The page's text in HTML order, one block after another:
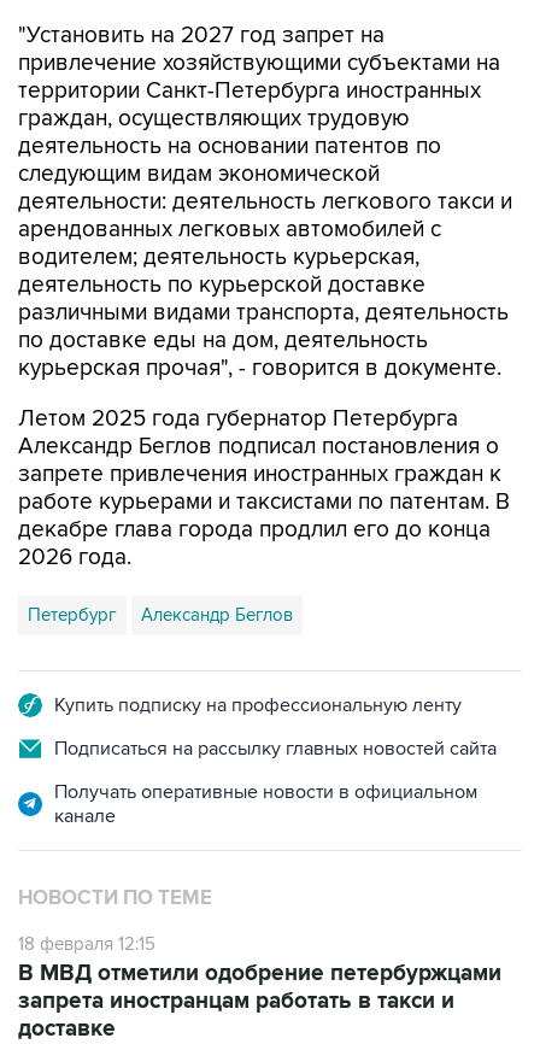
"Установить на 2027 год запрет на
привлечение хозяйствующими субъектами на
территории Санкт-Петербурга иностранных
граждан, осуществляющих трудовую
деятельность на основании патентов по
следующим видам экономической
деятельности: деятельность легкового такси и
арендованных легковых автомобилей с
водителем; деятельность курьерская,
деятельность по курьерской доставке
различными видами транспорта, деятельность
по доставке еды на дом, деятельность
курьерская прочая", - говорится в документе.
Летом 2025 года губернатор Петербурга
Александр Беглов подписал постановления о
запрете привлечения иностранных граждан к
работе курьерами и таксистами по патентам. В
декабре глава города продлил его до конца
2026 года.
Петербург Александр Беглов
Купить подписку на профессиональную ленту
Подписаться на рассылку главных новостей сайта
Получать оперативные новости в официальном
канале
НОВОСТИ ПО ТЕМЕ
18 февраля 12:15
В МВД отметили одобрение петербуржцами
запрета иностранцам работать в такси и
доставке